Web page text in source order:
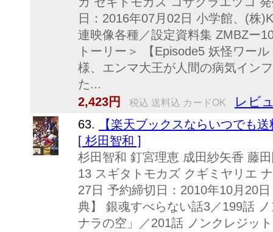
日：2016年07月02日 小学館、(株
連映像各種／設定資料集 ZMBZー
トーリー＞ 【Episode5 妖怪ワー
様、エンマ大王が人間の病気イン
た...
2,423円
税込 送料込 カードOK レビ
63.
【楽天ブックスならいつでも
[ 杉田智和 ]
杉田智和 釘宮理恵 成田紗矢香 藤
13 スギタトモカズ クギミヤリエ
27日 予約締切日：2010年10月20
典】 銀魂すべらない話3／199話
ナラの空」／201話 ノンクレジッ